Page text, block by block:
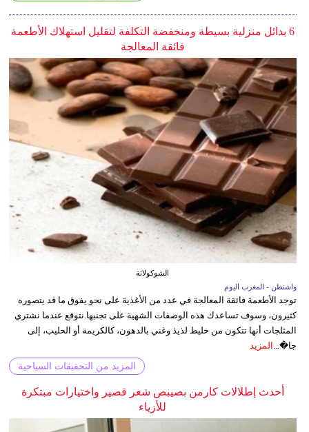
6 بدائل منزلية بسيطة ومنخفضة التكلفة لتقليل استهلاك الأطعمة
فائقة المعالجة
الشوكولاتة
واشنطن - المغرب اليوم
توجد الأطعمة فائقة المعالجة في عدد من الأغذية على نحو يفوق ما قد يتصوره
كثيرون، وسوف تساعدك هذه الوصفات الشهية على تجنبها.نتوقع عندما نشتري
المثلجات أنها تتكون من خليط لذيذ وغني بالدهون، كالكريمة أو الحليب، إلى
جا�...
المزيد
المزيد من التحقيقات السياحية
أحدث إطلالات كارمن بصيبص شعر قصير واختيارات مبتكرة
للأزياء